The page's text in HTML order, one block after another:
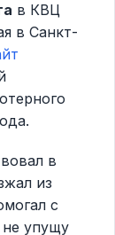
в КВЦ
в Санкт-
в
из
с
не упущу